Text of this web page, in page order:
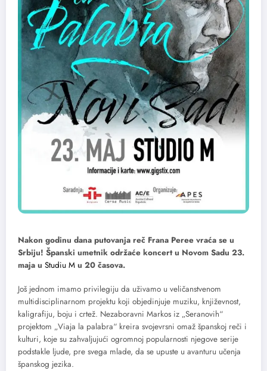
Nakon godinu dana putovanja reč Frana Peree vraća se u
Srbiju! Španski umetnik održaće koncert u Novom Sadu 23.
maja u Studiu M u 20 časova.
Još jednom imamo privilegiju da uživamo u veličanstvenom
multidisciplinarnom projektu koji objedinjuje muziku, književnost,
kaligrafiju, boju i crtež. Nezaboravni Markos iz „Seranovih“
projektom „Viaja la palabra“ kreira svojevrsni omaž španskoj reči i
kulturi, koje su zahvaljujući ogromnoj popularnosti njegove serije
podstakle ljude, pre svega mlade, da se upuste u avanturu učenja
španskog jezika.